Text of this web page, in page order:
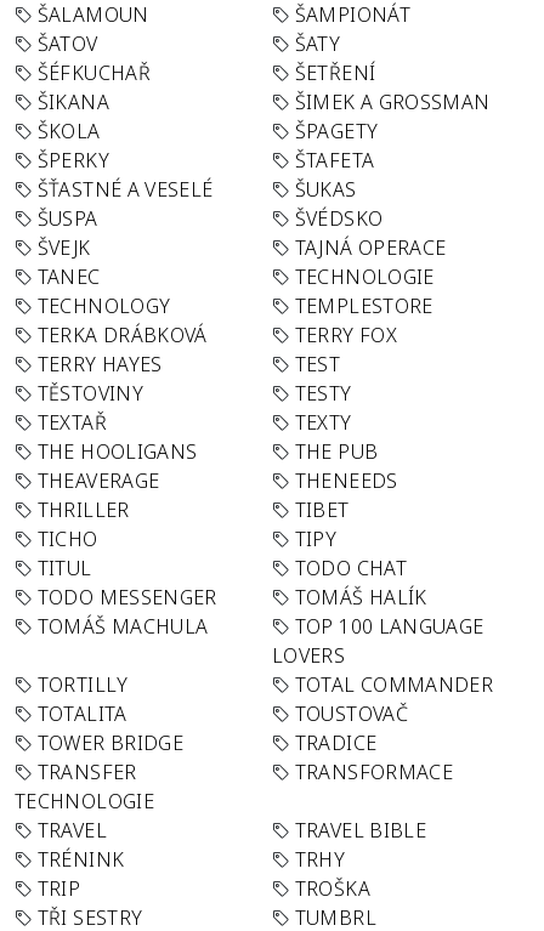
ŠALAMOUN
ŠAMPIONÁT
ŠATOV
ŠATY
ŠÉFKUCHAŘ
ŠETŘENÍ
ŠIKANA
ŠIMEK A GROSSMAN
ŠKOLA
ŠPAGETY
ŠPERKY
ŠTAFETA
ŠŤASTNÉ A VESELÉ
ŠUKAS
ŠUSPA
ŠVÉDSKO
ŠVEJK
TAJNÁ OPERACE
TANEC
TECHNOLOGIE
TECHNOLOGY
TEMPLESTORE
TERKA DRÁBKOVÁ
TERRY FOX
TERRY HAYES
TEST
TĚSTOVINY
TESTY
TEXTAŘ
TEXTY
THE HOOLIGANS
THE PUB
THEAVERAGE
THENEEDS
THRILLER
TIBET
TICHO
TIPY
TITUL
TODO CHAT
TODO MESSENGER
TOMÁŠ HALÍK
TOMÁŠ MACHULA
TOP 100 LANGUAGE
LOVERS
TORTILLY
TOTAL COMMANDER
TOTALITA
TOUSTOVAČ
TOWER BRIDGE
TRADICE
TRANSFER
TECHNOLOGIE
TRANSFORMACE
TRAVEL
TRAVEL BIBLE
TRÉNINK
TRHY
TRIP
TROŠKA
TŘI SESTRY
TUMBRL